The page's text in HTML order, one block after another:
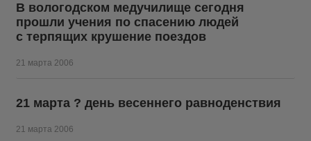
В вологодском медучилище сегодня
прошли учения по спасению людей
с терпящих крушение поездов
21 марта 2006
21 марта ? день весеннего равноденствия
21 марта 2006